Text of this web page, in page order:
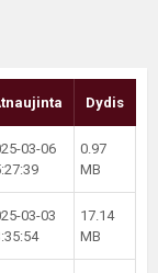
Dydis
03-06
0.97
MB
03-03
17.14
MB